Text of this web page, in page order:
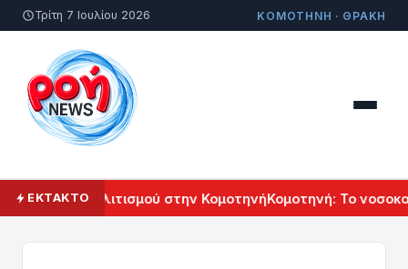
Τρίτη 7 Ιουλίου 2026 ΚΟΜΟΤΗΝΗ · ΘΡΑΚΗ
ΕΚΤΑΚΤΟΠολιτισμού στην ΚομοτηνήΚομοτηνή: Το